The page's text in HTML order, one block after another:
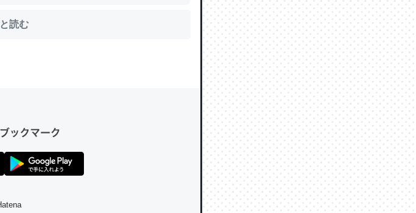
した。PrimeとかSpotifyを支払う孝行もで
と1週間とかの人が多いそうだけど、それ
ツール導入でコミュニケーションが劇的に変化し
読む